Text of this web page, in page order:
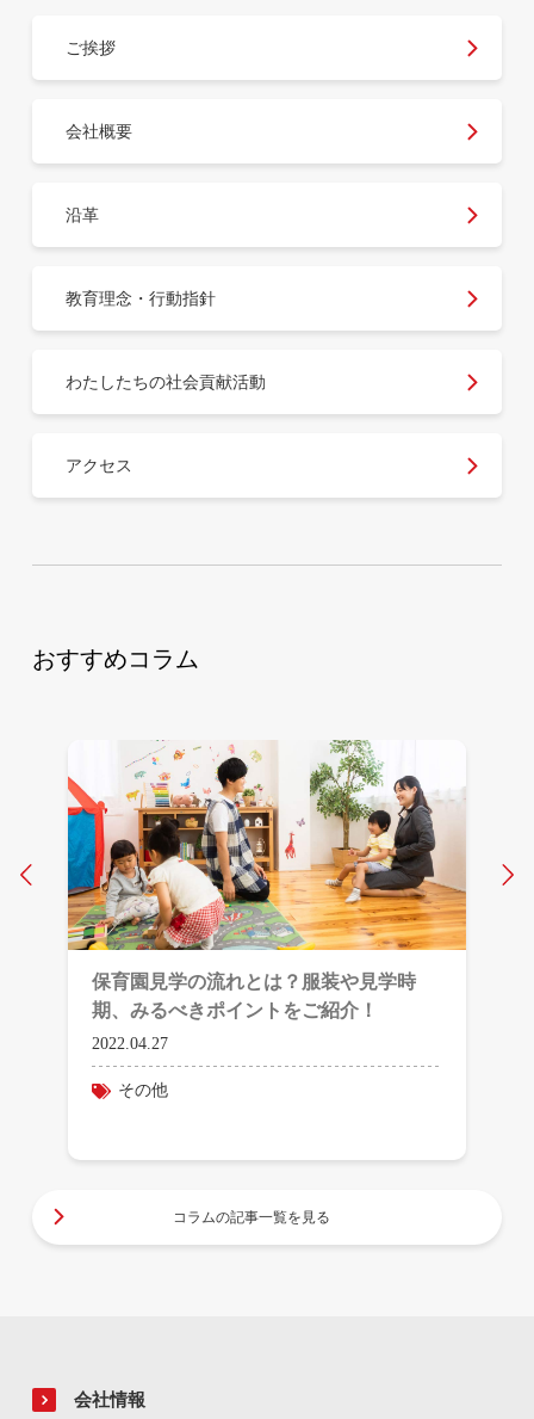
ご挨拶
会社概要
沿革
教育理念・行動指針
わたしたちの社会貢献活動
アクセス
おすすめコラム
保育園見学の流れとは？服装や見学時
期、みるべきポイントをご紹介！
2022.04.27
その他
コラムの記事一覧を見る
会社情報